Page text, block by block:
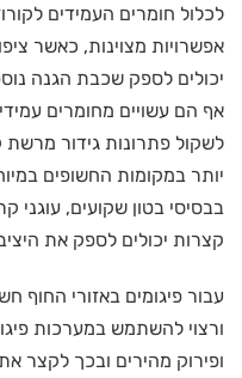
לכלול חומרים העמידים
אפשרויות מצוינות, כאשר
יכולים לספק שכבת הגנה
אף הם עשויים מחומרים
לשקול פתרונות גידור
יותר במקומות החשופים
בבסיסי בטון שקועים, עוגני
קצרות יכולים לספק את
עבור פיגומים באזורי החוף
ורצוי להשתמש במערכות
ופירוק מהירים ובכך לקצר